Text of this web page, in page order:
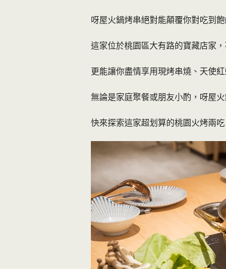
呀屋火鍋烤串絕對能顛覆你對吃到飽
這家位於桃園區大有路的寶藏店家
更能讓你盡情享用現烤串燒、天使
無論是家庭聚餐或朋友小酌，呀屋
快來探索這家超划算的桃園火烤兩吃